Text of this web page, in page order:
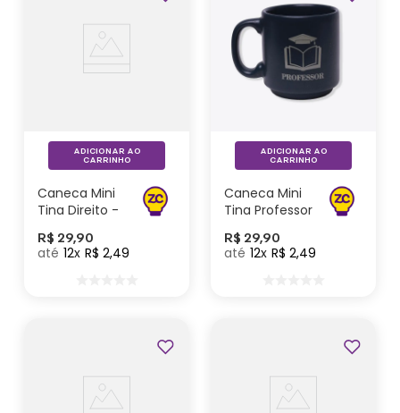
Caneca Mini
Tina Direito -
R$ 29,90
12 R$ 2,49
ADICIONAR AO
CARRINHO
Caneca Mini
Tina Professor
R$ 29,90
12 R$ 2,49
ADICIONAR AO
CARRINHO